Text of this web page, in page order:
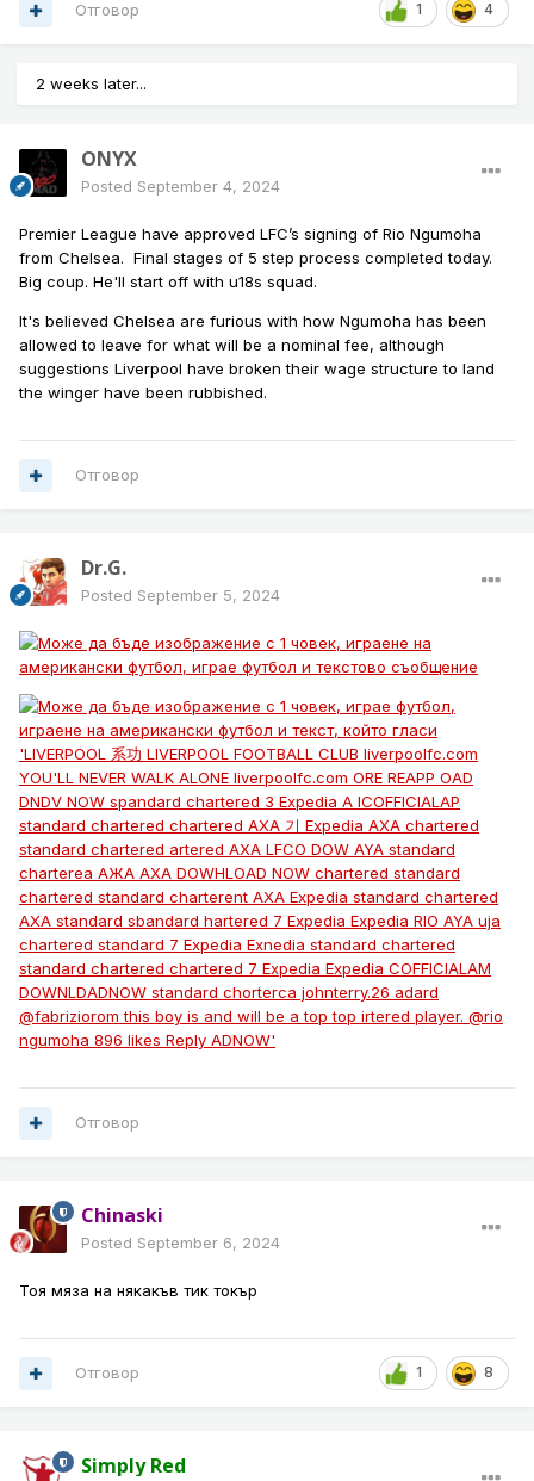
1 4
Отговор
2 weeks later...
ONYX
Posted September 4, 2024
Premier League have approved LFC’s signing of Rio Ngumoha
from Chelsea. Final stages of 5 step process completed today.
Big coup. He'll start off with u18s squad.
It's believed Chelsea are furious with how Ngumoha has been
allowed to leave for what will be a nominal fee, although
suggestions Liverpool have broken their wage structure to land
the winger have been rubbished.
Отговор
Dr.G.
Posted September 5, 2024
Отговор
Chinaski
Posted September 6, 2024
Тоя мяза на някакъв тик токър
1 8
Отговор
Simply Red